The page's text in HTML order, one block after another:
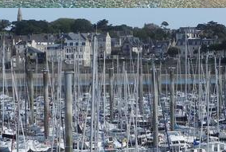
Transat Café l'Or
America's Cup
LOISIRS
Pêche en mer
Plongée
Glisse